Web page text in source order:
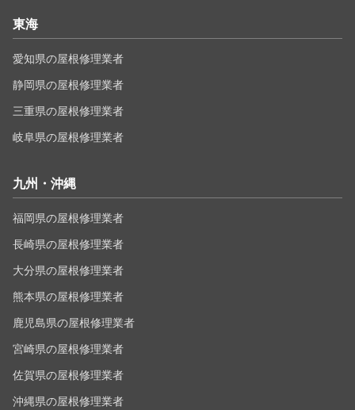
東海
愛知県の屋根修理業者
静岡県の屋根修理業者
三重県の屋根修理業者
岐阜県の屋根修理業者
九州・沖縄
福岡県の屋根修理業者
長崎県の屋根修理業者
大分県の屋根修理業者
熊本県の屋根修理業者
鹿児島県の屋根修理業者
宮崎県の屋根修理業者
佐賀県の屋根修理業者
沖縄県の屋根修理業者